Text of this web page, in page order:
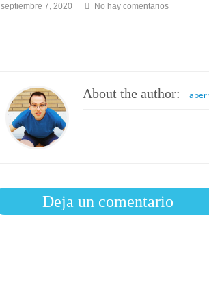
septiembre 7, 2020 No hay comentariosen
About the author:
Deja un comentario